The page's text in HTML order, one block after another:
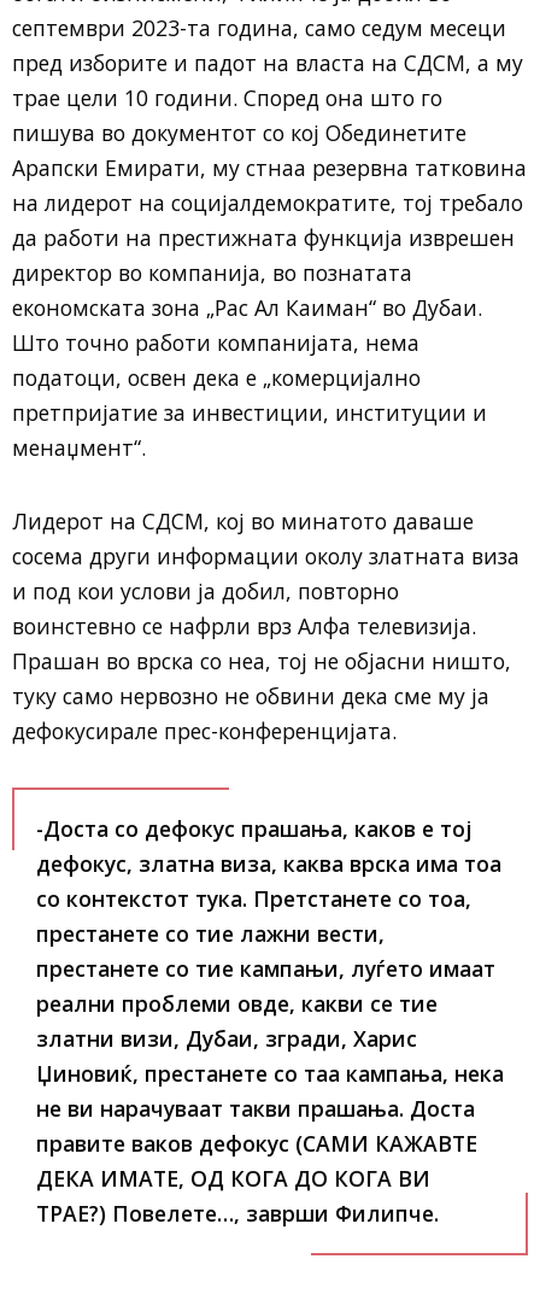
септември 2023-та година, само седум месеци
пред изборите и падот на власта на СДСМ, а му
трае цели 10 години. Според она што го
пишува во документот со кој Обединетите
Арапски Емирати, му стнаа резервна татковина
на лидерот на социјалдемократите, тој требало
да работи на престижната функција изврешен
директор во компанија, во познатата
економската зона „Рас Ал Каиман“ во Дубаи.
Што точно работи компанијата, нема
податоци, освен дека е „комерцијално
претпријатие за инвестиции, институции и
менаџмент“.
Лидерот на СДСМ, кој во минатото даваше
сосема други информации околу златната виза
и под кои услови ја добил, повторно
воинстевно се нафрли врз Алфа телевизија.
Прашан во врска со неа, тој не објасни ништо,
туку само нервозно не обвини дека сме му ја
дефокусирале прес-конференцијата.
-Доста со дефокус прашања, каков е тој
дефокус, златна виза, каква врска има тоа
со контекстот тука. Претстанете со тоа,
престанете со тие лажни вести,
престанете со тие кампањи, луѓето имаат
реални проблеми овде, какви се тие
златни визи, Дубаи, згради, Харис
Џиновиќ, престанете со таа кампања, нека
не ви нарачуваат такви прашања. Доста
правите ваков дефокус (САМИ КАЖАВТЕ
ДЕКА ИМАТЕ, ОД КОГА ДО КОГА ВИ
ТРАЕ?) Повелете…, заврши Филипче.